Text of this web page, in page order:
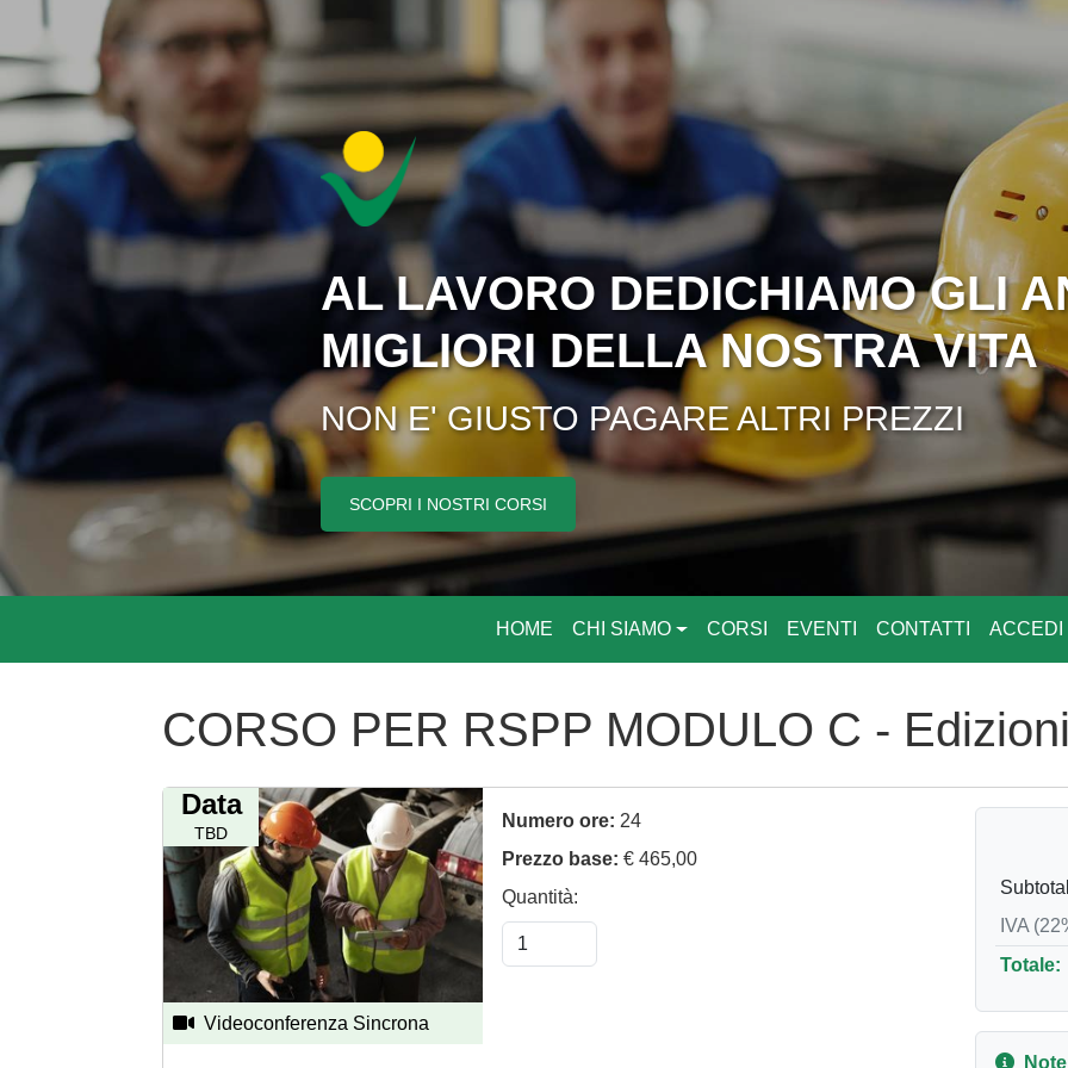
AL LAVORO DEDICHIAMO GLI
MIGLIORI DELLA NOSTRA VITA
NON E' GIUSTO PAGARE ALTRI PREZZI
SCOPRI I NOSTRI CORSI
HOME CHI SIAMO CORSI EVENTI CONTATTI ACCEDI
CORSO PER RSPP MODULO C -
Data
TBD
Videoconferenza Sincrona
Numero ore: 24
Prezzo base: € 465,00
Quantità:
IVA
Totale:
Note